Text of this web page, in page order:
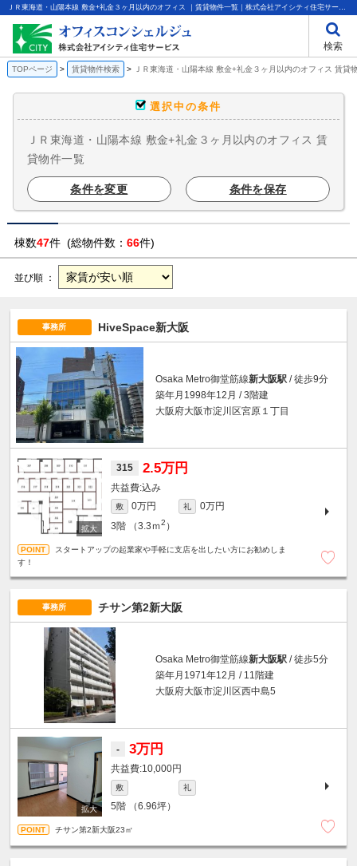
ＪＲ東海道・山陽本線 敷金+礼金３ヶ月以内のオフィス ｜賃貸物件一覧｜株式会社アイシティ住宅サービス
検索
TOPページ 賃貸物件検索 ＪＲ東海道・山陽本線 敷金+礼金３ヶ月以内のオフィス 賃貸
選択中の条件
ＪＲ東海道・山陽本線 敷金+礼金３ヶ月以内のオフィス 賃
貸物件一覧
条件を変更 条件を保存
棟数47件 (総物件数： 66件)
並び順 ：
事務所 HiveSpace新大阪
Osaka Metro御堂筋線新大阪駅 / 徒歩9分
築年月1998年12月 / 3階建
大阪府大阪市淀川区宮原１丁目
315 2.5万円
込み
敷 0万円 礼
0万円
3階
（3.3ｍ2 ）
スタートアップの起業家や手軽に支店を出したい方にお勧めしま
す！
事務所 チサン第2新大阪
Osaka Metro御堂筋線新大阪駅 / 徒歩5分
築年月1971年12月 / 11階建
大阪府大阪市淀川区西中島5
- 3万円
10,000円
敷 礼
5階 （6.96坪）
チサン第2新大阪23㎡